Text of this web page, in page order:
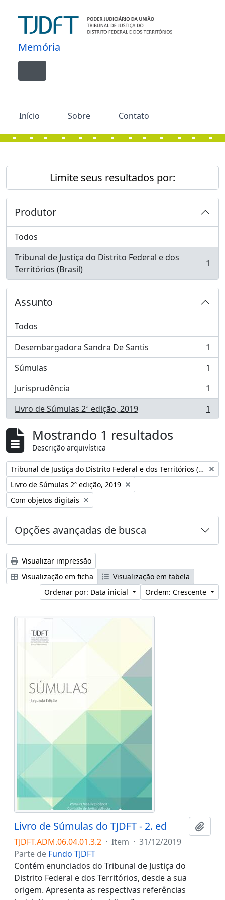
Memória
Toggle navigation
Início Sobre Contato
Limite seus resultados por:
Produtor
Todos
Tribunal de Justiça do Distrito Federal e dos
Territórios (Brasil)
, 1 resultados 1
Assunto
Todos
Desembargadora Sandra De Santis
, 1 resultados
1
Súmulas
, 1 resultados
1
Jurisprudência
, 1 resultados
1
Livro de Súmulas 2ª edição, 2019
, 1 resultados 1
Mostrando 1 resultados
Descrição arquivística
Remover filtro:
Tribunal de Justiça do Distrito Federal e dos Territórios (Brasil)
Remover filtro:
Livro de Súmulas 2ª edição, 2019
Remover filtro:
Com objetos digitais
Opções avançadas de busca
Visualizar impressão
Visualização em ficha
Visualização em tabela
Ordenar por: Data inicial
Ordem: Crescente
Livro de Súmulas do TJDFT - 2. ed
TJDFT.ADM.06.04.01.3.2 · Item · 31/12/2019
Parte de Fundo TJDFT
Contém enunciados do Tribunal de Justiça do
Distrito Federal e dos Territórios, desde a sua
origem. Apresenta as respectivas referências